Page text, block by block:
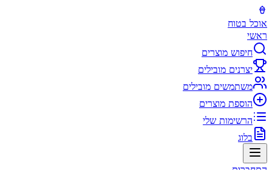
אוכל בטוח
ראשי
חיפוש מוצרים
יצרנים מובילים
משתמשים מובילים
הוספת מוצרים
הרשימות שלי
בלוג